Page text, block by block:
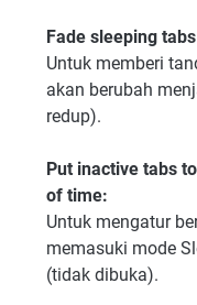
Fade sleeping tabs
Untuk memberi
akan berubah
redup).
Put inactive tabs
of time:
Untuk mengatur
memasuki mode
(tidak dibuka).